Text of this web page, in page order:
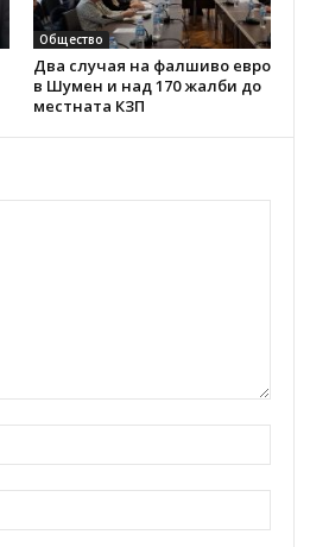
Общество
Два случая на фалшиво евро
в Шумен и над 170 жалби до
местната КЗП